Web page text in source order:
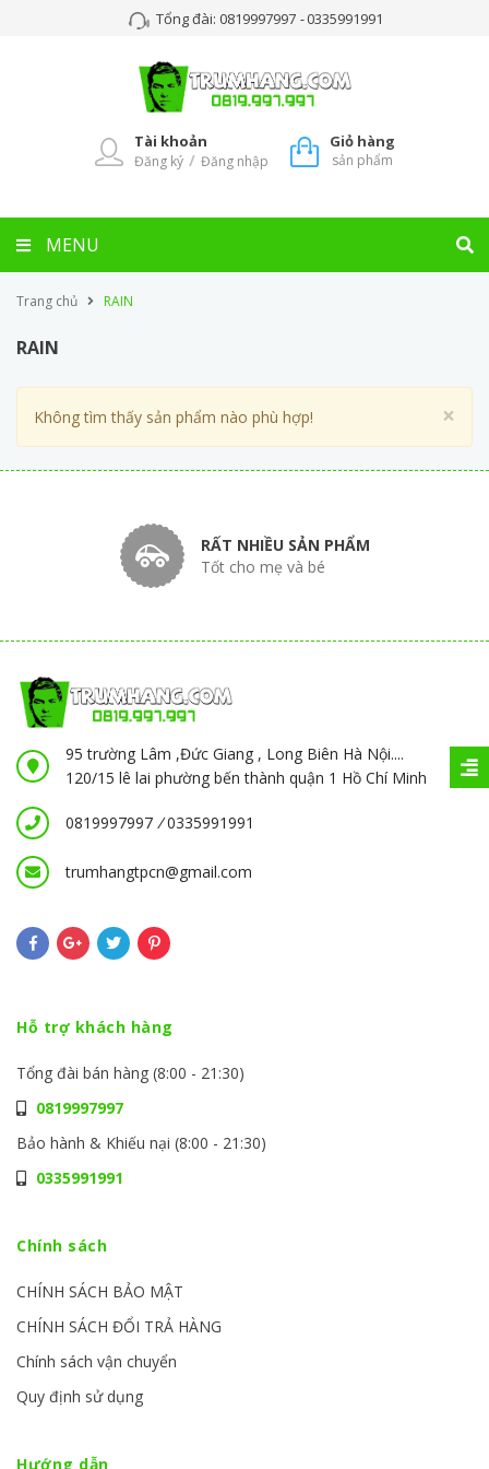
Tổng đài: 0819997997 -0335991991
Tài khoản
Đăng ký / Đăng nhập
Giỏ hàng
sản phẩm
MENU
Trang chủ RAIN
RAIN
×
Không tìm thấy sản phẩm nào phù hợp!
RẤT NHIỀU SẢN PHẨM
Tốt cho mẹ và bé
95 trường Lâm ,Đức Giang , Long Biên Hà Nội....
120/15 lê lai phường bến thành quận 1 Hồ Chí Minh
0819997997 /0335991991
trumhangtpcn@gmail.com
Hỗ trợ khách hàng
Tổng đài bán hàng (8:00 - 21:30)
0819997997
Bảo hành & Khiếu nại (8:00 - 21:30)
0335991991
Chính sách
CHÍNH SÁCH BẢO MẬT
CHÍNH SÁCH ĐỔI TRẢ HÀNG
Chính sách vận chuyển
Quy định sử dụng
Hướng dẫn